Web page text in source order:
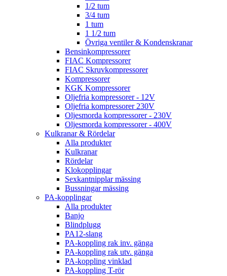
1/2 tum
3/4 tum
1 tum
1 1/2 tum
Övriga ventiler & Kondenskranar
Bensinkompressorer
FIAC Kompressorer
FIAC Skruvkompressorer
Kompressorer
KGK Kompressorer
Oljefria kompressorer - 12V
Oljefria kompressorer 230V
Oljesmorda kompressorer - 230V
Oljesmorda kompressorer - 400V
Kulkranar & Rördelar
Alla produkter
Kulkranar
Rördelar
Klokopplingar
Sexkantnipplar mässing
Bussningar mässing
PA-kopplingar
Alla produkter
Banjo
Blindplugg
PA12-slang
PA-koppling rak inv. gänga
PA-koppling rak utv. gänga
PA-koppling vinklad
PA-koppling T-rör